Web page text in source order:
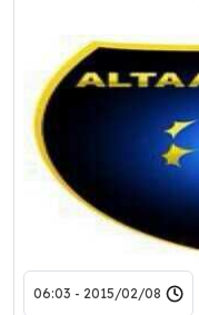
2015/02/08 - 06:03